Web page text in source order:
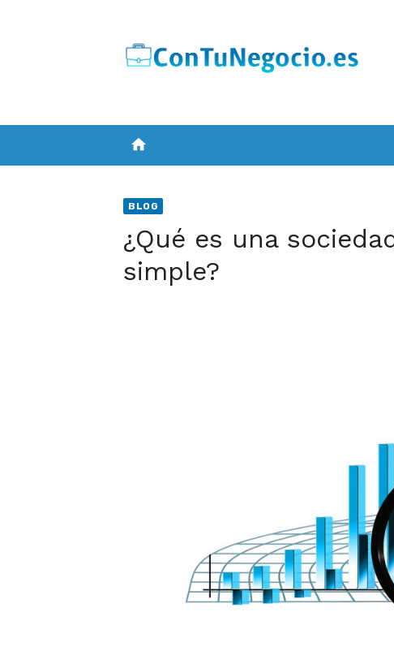
home
BLOG
¿Qué es una
simple?